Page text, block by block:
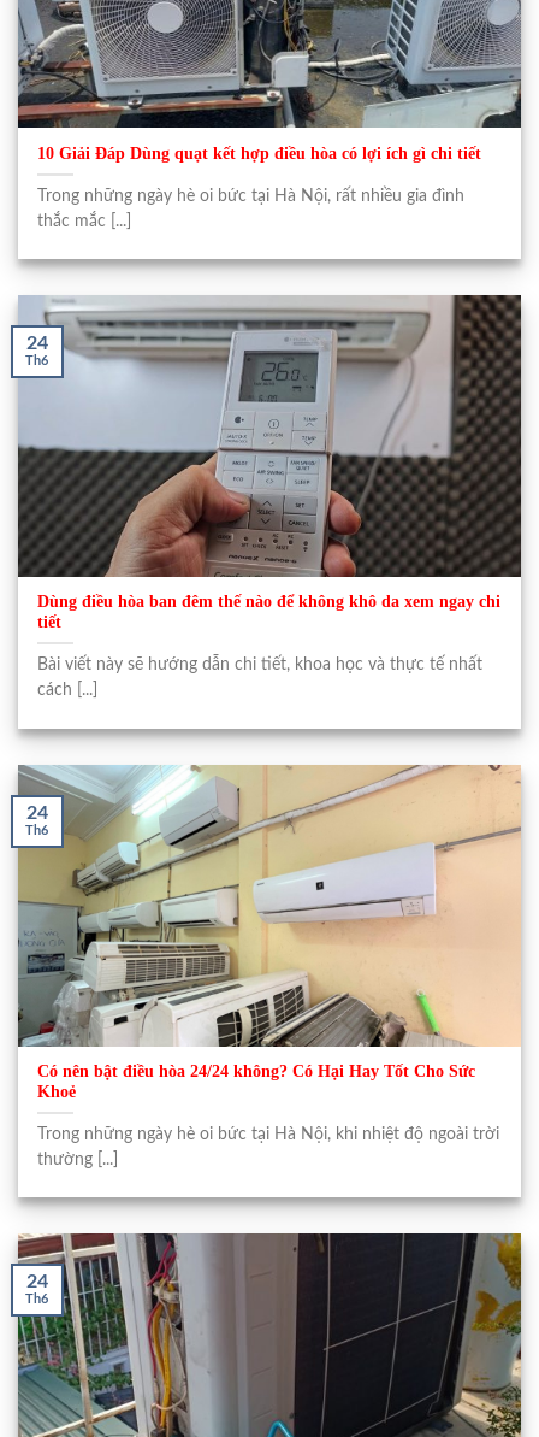
10 Giải Đáp Dùng quạt kết hợp điều hòa có lợi ích gì chi tiết
Trong những ngày hè oi bức tại Hà Nội, rất nhiều gia đình
thắc mắc [...]
Dùng điều hòa ban đêm thế nào để không khô da xem ngay chi
tiết
Bài viết này sẽ hướng dẫn chi tiết, khoa học và thực tế nhất
cách [...]
24
Th6
Có nên bật điều hòa 24/24 không? Có Hại Hay Tốt Cho Sức
Khoẻ
Trong những ngày hè oi bức tại Hà Nội, khi nhiệt độ ngoài trời
thường [...]
24
Th6
24
Th6